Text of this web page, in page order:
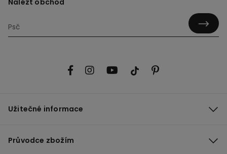
Užitečné informace
Průvodce zbožím